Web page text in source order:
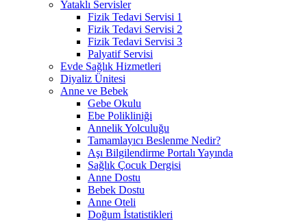
Yataklı Servisler
Fizik Tedavi Servisi 1
Fizik Tedavi Servisi 2
Fizik Tedavi Servisi 3
Palyatif Servisi
Evde Sağlık Hizmetleri
Diyaliz Ünitesi
Anne ve Bebek
Gebe Okulu
Ebe Polikliniği
Annelik Yolculuğu
Tamamlayıcı Beslenme Nedir?
Aşı Bilgilendirme Portalı Yayında
Sağlık Çocuk Dergisi
Anne Dostu
Bebek Dostu
Anne Oteli
Doğum İstatistikleri